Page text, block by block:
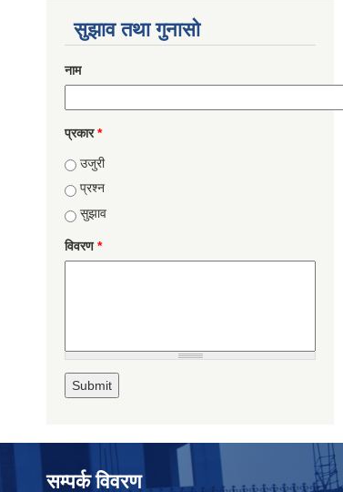
सुझाव तथा गुनासो
नाम
प्रकार*
उजुरी
प्रश्न
सुझाव
विवरण*
सम्पर्क विवरण